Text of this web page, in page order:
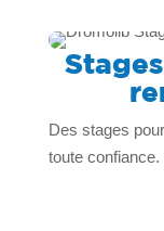
Des stages
toute confiance.